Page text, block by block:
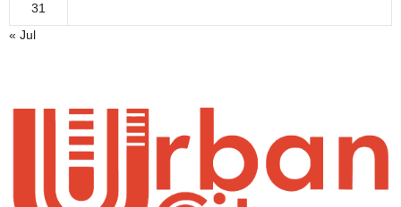
31
« Jul